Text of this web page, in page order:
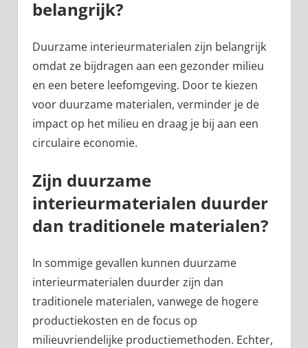
belangrijk?
Duurzame interieurmaterialen zijn belangrijk
omdat ze bijdragen aan een gezonder milieu
en een betere leefomgeving. Door te kiezen
voor duurzame materialen, verminder je de
impact op het milieu en draag je bij aan een
circulaire economie.
Zijn duurzame
interieurmaterialen duurder
dan traditionele materialen?
In sommige gevallen kunnen duurzame
interieurmaterialen duurder zijn dan
traditionele materialen, vanwege de hogere
productiekosten en de focus op
milieuvriendelijke productiemethoden. Echter,